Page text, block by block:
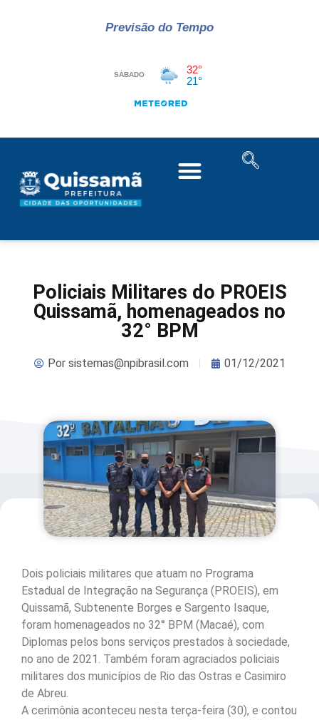
Previsão do Tempo
Policiais Militares do PROEIS
Quissamã, homenageados no
32° BPM
Porsistemas@npibrasil.com 01/12/2021
Dois policiais militares que atuam no Programa
Estadual de Integração na Segurança (PROEIS), em
Quissamã, Subtenente Borges e Sargento Isaque,
foram homenageados no 32° BPM (Macaé), com
Diplomas pelos bons serviços prestados à sociedade,
no ano de 2021. Também foram agraciados policiais
militares dos municípios de Rio das Ostras e Casimiro
de Abreu.
A cerimônia aconteceu nesta terça-feira (30), e contou